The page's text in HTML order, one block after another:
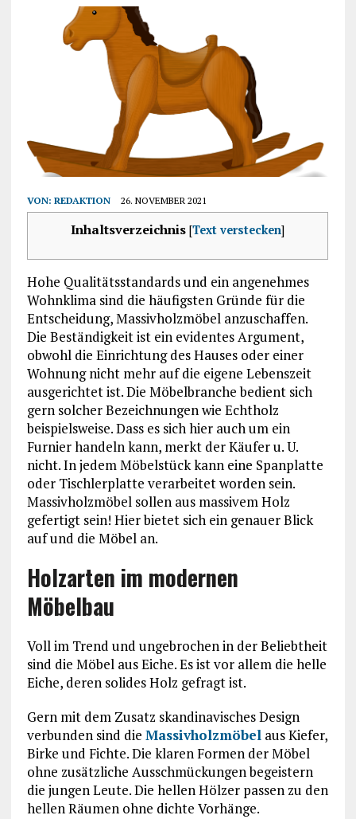
VON: REDAKTION 26. NOVEMBER 2021
Inhaltsverzeichnis [Text verstecken]
Hohe Qualitätsstandards und ein angenehmes
Wohnklima sind die häufigsten Gründe für die
Entscheidung, Massivholzmöbel anzuschaffen.
Die Beständigkeit ist ein evidentes Argument,
obwohl die Einrichtung des Hauses oder einer
Wohnung nicht mehr auf die eigene Lebenszeit
ausgerichtet ist. Die Möbelbranche bedient sich
gern solcher Bezeichnungen wie Echtholz
beispielsweise. Dass es sich hier auch um ein
Furnier handeln kann, merkt der Käufer u. U.
nicht. In jedem Möbelstück kann eine Spanplatte
oder Tischlerplatte verarbeitet worden sein.
Massivholzmöbel sollen aus massivem Holz
gefertigt sein! Hier bietet sich ein genauer Blick
auf und die Möbel an.
Holzarten im modernen
Möbelbau
Voll im Trend und ungebrochen in der Beliebtheit
sind die Möbel aus Eiche. Es ist vor allem die helle
Eiche, deren solides Holz gefragt ist.
Gern mit dem Zusatz skandinavisches Design
verbunden sind die Massivholzmöbelaus Kiefer,
Birke und Fichte. Die klaren Formen der Möbel
ohne zusätzliche Ausschmückungen begeistern
die jungen Leute. Die hellen Hölzer passen zu den
hellen Räumen ohne dichte Vorhänge.